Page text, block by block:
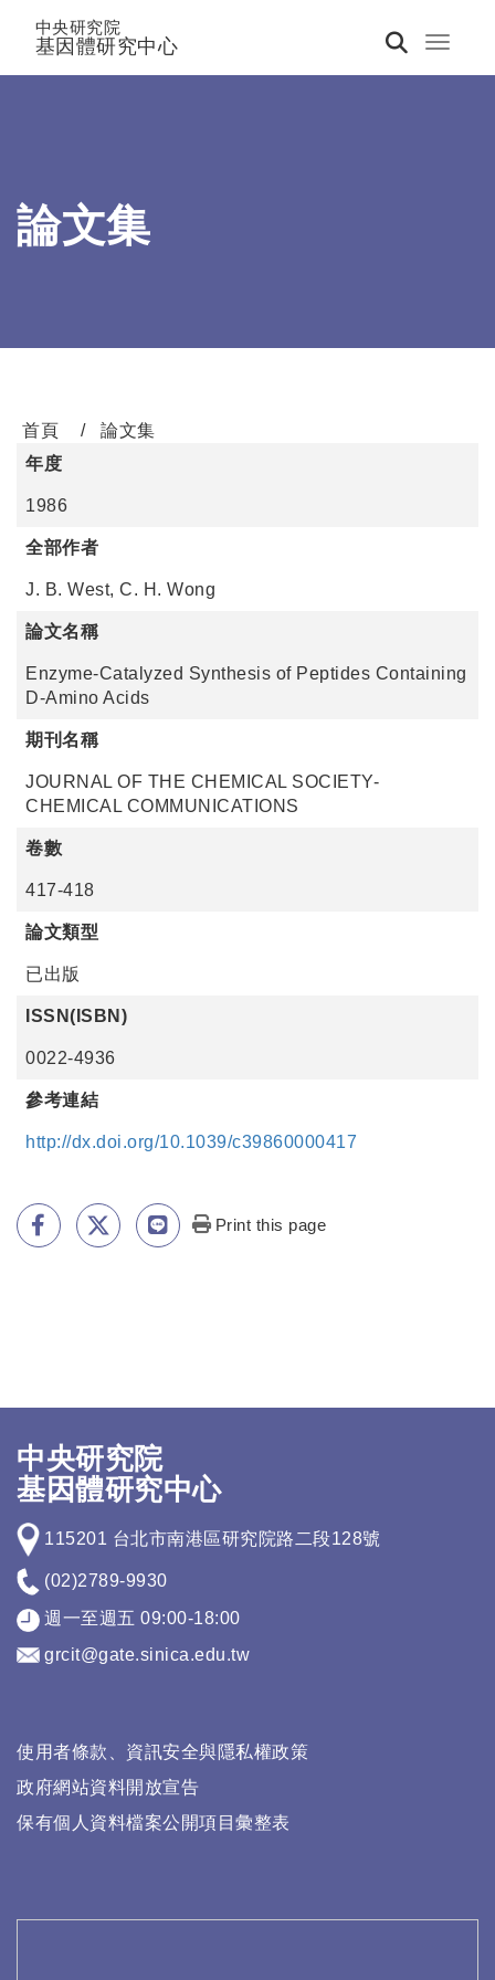
Toggle
中央研究院
基因體研究中心
論文集
首頁
論文集
年度
1986
全部作者
J. B. West, C. H. Wong
論文名稱
Enzyme-Catalyzed Synthesis of Peptides Containing
D-Amino Acids
期刊名稱
JOURNAL OF THE CHEMICAL SOCIETY-
CHEMICAL COMMUNICATIONS
卷數
417-418
論文類型
已出版
ISSN(ISBN)
0022-4936
參考連結
http://dx.doi.org/10.1039/c39860000417
Print this page
中央研究院
基因體研究中心
115201 台北市南港區研究院路二段128號
(02)2789-9930
週一至週五 09:00-18:00
grcit@gate.sinica.edu.tw
使用者條款、資訊安全與隱私權政策
政府網站資料開放宣告
保有個人資料檔案公開項目彙整表